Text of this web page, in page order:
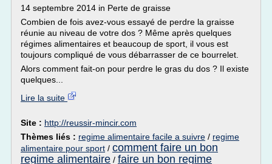
14 septembre 2014 in Perte de graisse
Combien de fois avez-vous essayé de perdre la graisse
réunie au niveau de votre dos ? Même après quelques
régimes alimentaires et beaucoup de sport, il vous est
toujours compliqué de vous débarrasser de ce bourrelet.
Alors comment fait-on pour perdre le gras du dos ? Il existe
quelques...
Lire la suite
Site : http://reussir-mincir.com
Thèmes liés : regime alimentaire facile a suivre / regime
alimentaire pour sport / comment faire un bon
regime alimentaire / faire un bon regime